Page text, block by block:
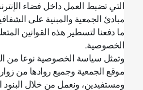
التي تضبط العمل داخل فضاء
مبادئ الجمعية والمبنية على
ما دفعنا لتسطير هذه القوانين
الخصوصية.
وتمثل سياسة الخصوصية نوعا من
موقع الجمعية وجميع روادها من زوار
ومستفيدين، ونعمل من خلال البنود